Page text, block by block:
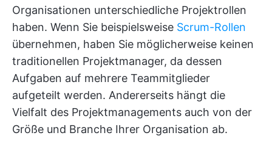
Organisationen unterschiedliche Projektrollen
haben. Wenn Sie beispielsweise Scrum-Rollen
übernehmen, haben Sie möglicherweise keinen
traditionellen Projektmanager, da dessen
Aufgaben auf mehrere Teammitglieder
aufgeteilt werden. Andererseits hängt die
Vielfalt des Projektmanagements auch von der
Größe und Branche Ihrer Organisation ab.